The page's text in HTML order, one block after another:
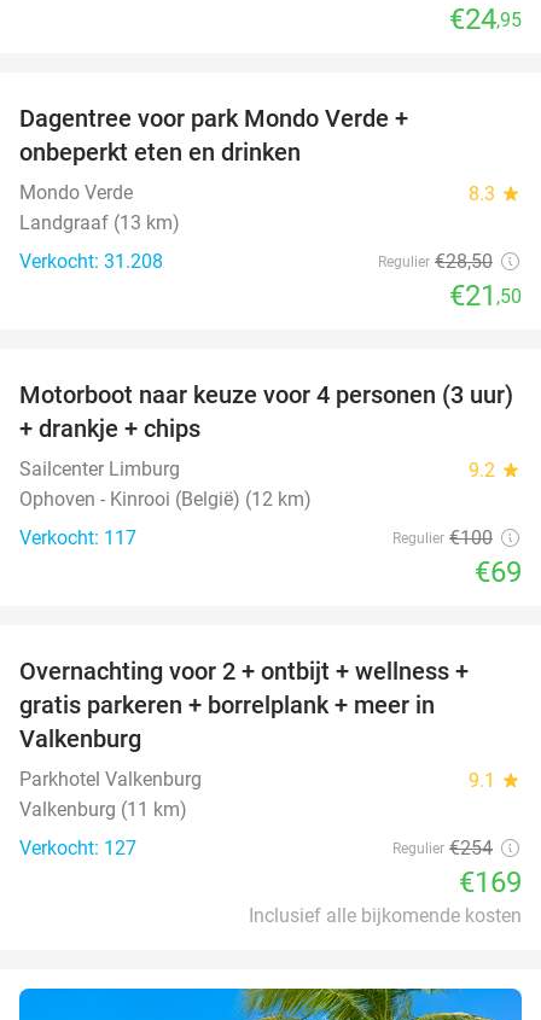
€24,95
Dagentree voor park Mondo Verde +
onbeperkt eten en drinken
Mondo Verde 8.3 star
Landgraaf (13 km)
Verkocht: 31.208
Regulier €28,50
€21 ,50
31%
Motorboot naar keuze voor 4 personen (3 uur)
+ drankje + chips
Sailcenter Limburg 9.2 star
Ophoven - Kinrooi (België) (12 km)
Verkocht: 117
Regulier €100
€69
33%
Overnachting voor 2 + ontbijt + wellness +
gratis parkeren + borrelplank + meer in
Valkenburg
Parkhotel Valkenburg 9.1 star
Valkenburg (11 km)
Verkocht: 127
Regulier €254
€169
Inclusief alle bijkomende kosten